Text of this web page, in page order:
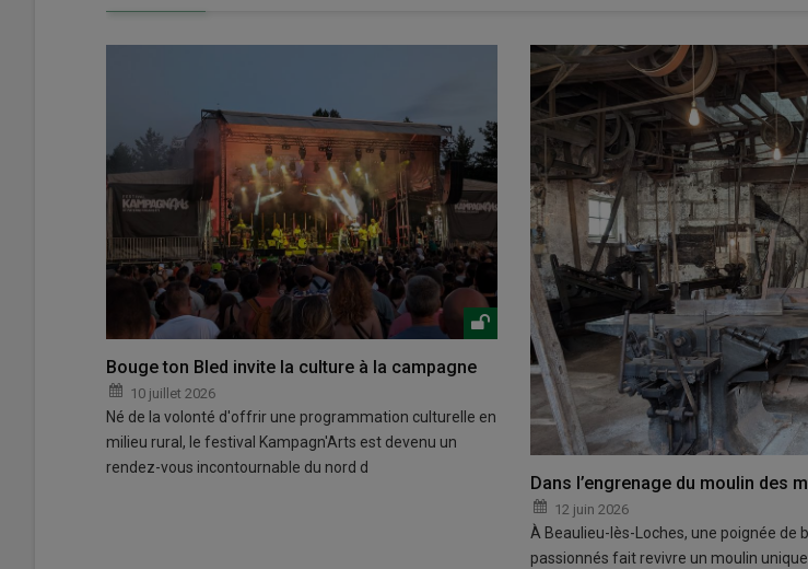
Bouge ton Bled invite la culture à la campagne
10 juillet 2026
Né de la volonté d'offrir une programmation culturelle en
milieu rural, le festival Kampagn'Arts est devenu un
rendez-vous incontournable du nord d
Dans l’engrenage du moulin des
12 juin 2026
À Beaulieu-lès-Loches, une poignée de
passionnés fait revivre un moulin unique